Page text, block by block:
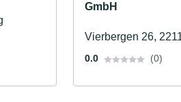
GmbH
Vierbergen 26,
0.0 (0)